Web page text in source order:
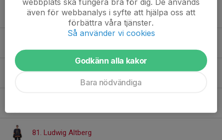
61. Bo Schreiber
64. Tengis Nilsson
81. Ludwig Altberg
även för webbanalys i syfte att hjälpa oss att
förbättra våra tjänster.
Så använder vi cookies
Godkänn alla kakor
Bara nödvändiga